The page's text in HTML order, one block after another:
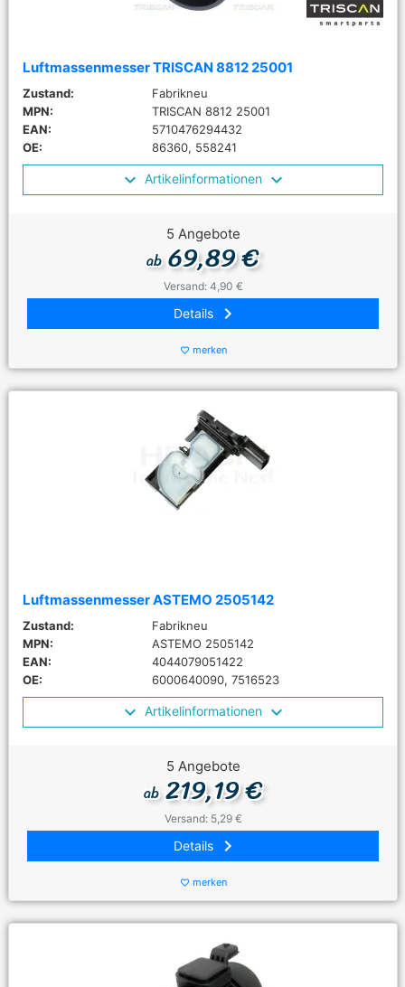
Luftmassenmesser TRISCAN 8812 25001
Zustand:
Fabrikneu
MPN:
TRISCAN 8812 25001
EAN:
5710476294432
OE:
86360, 558241
Artikelinformationen
5 Angebote
ab69,89 €
Versand: 4,90 €
Details keyboard_arrow_right
favorite_border merken
Luftmassenmesser ASTEMO 2505142
Zustand:
Fabrikneu
MPN:
ASTEMO 2505142
EAN:
4044079051422
OE:
6000640090, 7516523
Artikelinformationen
5 Angebote
ab219,19 €
Versand: 5,29 €
Details keyboard_arrow_right
favorite_border merken